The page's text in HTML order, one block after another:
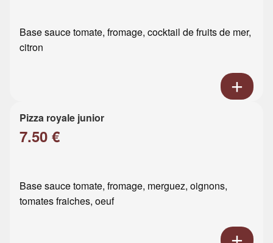
Base sauce tomate, fromage, cocktail de fruits de mer,
citron
Pizza royale junior
7.50 €
Base sauce tomate, fromage, merguez, oignons,
tomates fraiches, oeuf